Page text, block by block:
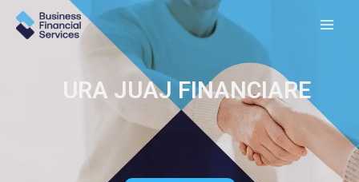
URA JUAJ FINANCIARE